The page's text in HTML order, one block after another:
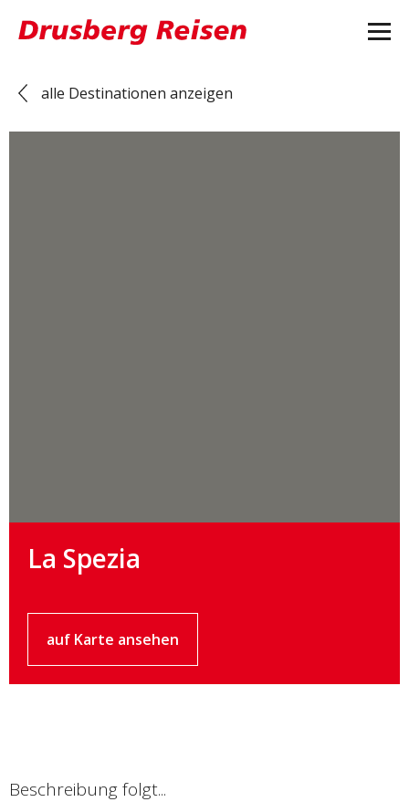
alle Destinationen anzeigen
La Spezia
auf Karte ansehen
Beschreibung folgt...